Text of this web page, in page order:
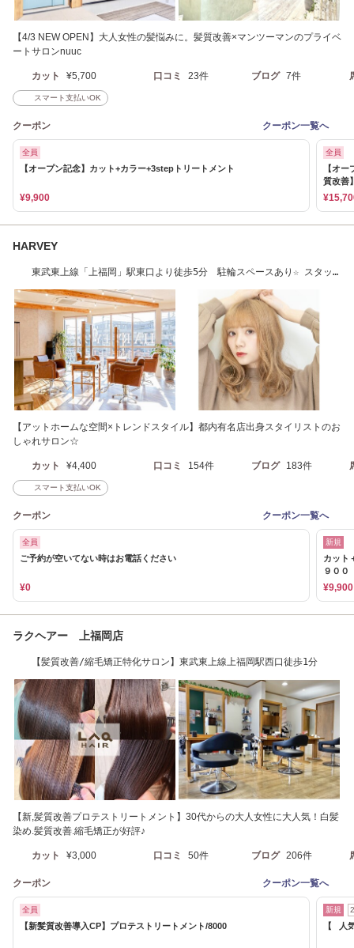
【4/3 NEW OPEN】大人女性の髪悩みに。髪質改善×マンツーマンのプライベ
ートサロンnuuc
カット ¥5,700 口コミ 23件 ブログ 7件
スマート支払いOK
クーポン クーポン一覧へ
全員
【オープン記念】カット+カラー+3stepトリートメント
¥9,900
全員
【オ
質改善
HARVEY
東武東上線「上福岡」駅東口より徒歩5分 駐輪スペースあり☆ スタッ
【アットホームな空間×トレンドスタイル】都内有名店出身スタイリストのお
しゃれサロン☆
カット ¥4,400 口コミ 154件 ブログ 183件
スマート支払いOK
クーポン クーポン一覧へ
全員
ご予約が空いてない時はお電話ください
¥0
新規
カット
９００
¥9,900
ラクヘアー 上福岡店
【髪質改善/縮毛矯正特化サロン】東武東上線上福岡駅西口徒歩1分
【新,髪質改善プロテストリートメント】30代からの大人女性に大人気！白髪
染め.髪質改善.縮毛矯正が好評♪
カット ¥3,000 口コミ 50件 ブログ 206件
クーポン クーポン一覧へ
全員
【新髪質改善導入CP】プロテストリートメント/8000
新規
【